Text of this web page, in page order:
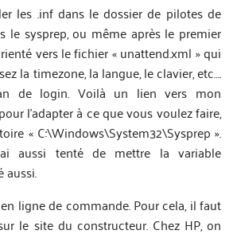
les .inf dans le dossier de pilotes de
le sysprep, ou même après le premier
vers le fichier « unattend.xml » qui
la timezone, la langue, le clavier, etc….
de login. Voilà un lien vers mon
l’adapter à ce que vous voulez faire,
« C:\Windows\System32\Sysprep ».
aussi tenté de mettre la variable
aussi.
ligne de commande. Pour cela, il faut
le site du constructeur. Chez HP, on